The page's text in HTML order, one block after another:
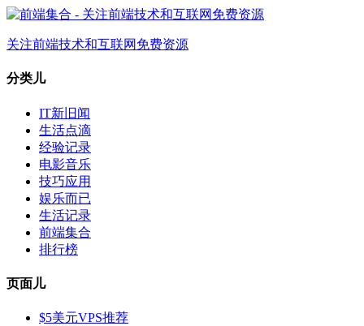
关注前端技术和互联网免费资源
分类儿
IT新旧闻
生活点滴
经验记录
电影音乐
技巧应用
娱乐而已
生活记录
前端集合
排行榜
页面儿
$5美元VPS推荐